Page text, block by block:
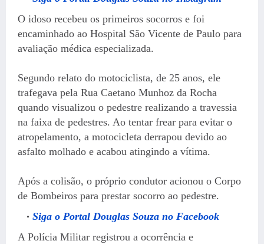
O idoso recebeu os primeiros socorros e foi
encaminhado ao Hospital São Vicente de Paulo para
avaliação médica especializada.
Segundo relato do motociclista, de 25 anos, ele
trafegava pela Rua Caetano Munhoz da Rocha
quando visualizou o pedestre realizando a travessia
na faixa de pedestres. Ao tentar frear para evitar o
atropelamento, a motocicleta derrapou devido ao
asfalto molhado e acabou atingindo a vítima.
Após a colisão, o próprio condutor acionou o Corpo
de Bombeiros para prestar socorro ao pedestre.
Siga o Portal Douglas Souza no Facebook
A Polícia Militar registrou a ocorrência e